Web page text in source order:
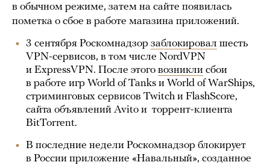
в обычном режиме, затем на сайте появилась
пометка о сбое в работе магазина приложений.
3 сентября Роскомнадзор заблокировал шесть
VPN-сервисов, в том числе NordVPN
и ExpressVPN. После этого возникли сбои
в работе игр World of Tanks и World of WarShips,
стриминговых сервисов Twitch и FlashScore,
сайта объявлений Avito и торрент-клиента
BitTorrent.
В последние недели Роскомнадзор блокирует
в России приложение «Навальный», созданное